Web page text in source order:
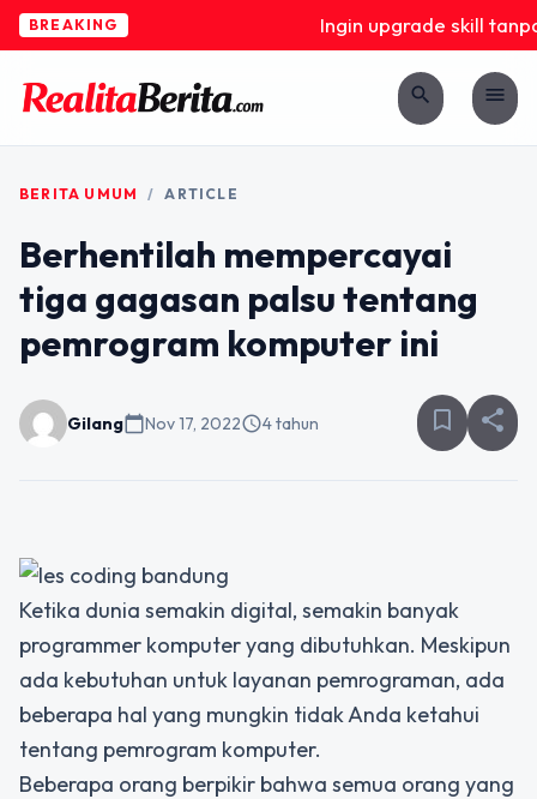
BREAKING Ingin upgrade skill
search menu
BERITA UMUM / ARTICLE
Berhentilah mempercayai
tiga gagasan palsu tentang
pemrogram komputer ini
Gilangcalendar_todayNov 17, 2022schedule4 tahun bookmark_border share
Ketika dunia semakin digital, semakin banyak
programmer komputer yang dibutuhkan. Meskipun
ada kebutuhan untuk layanan pemrograman, ada
beberapa hal yang mungkin tidak Anda ketahui
tentang pemrogram komputer.
Beberapa orang berpikir bahwa semua orang yang